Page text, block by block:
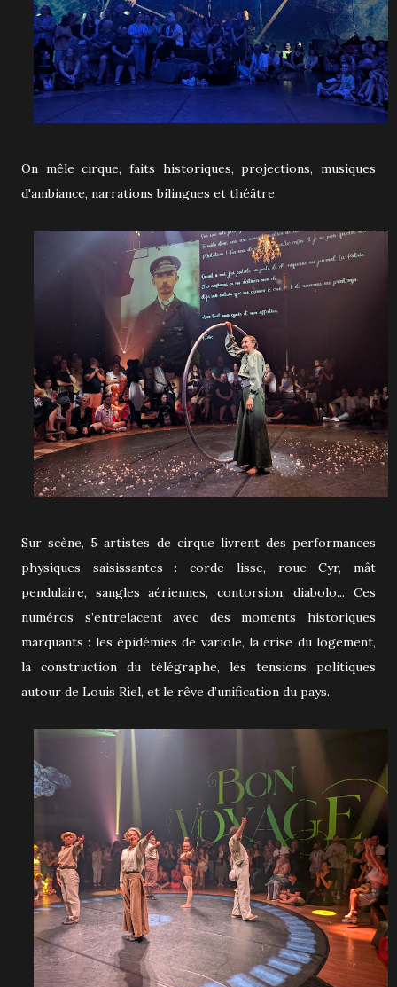
On mêle cirque, faits historiques, projections, musiques
d'ambiance, narrations bilingues et théâtre.
Sur scène, 5 artistes de cirque livrent des performances
physiques saisissantes : corde lisse, roue Cyr, mât
pendulaire, sangles aériennes, contorsion, diabolo... Ces
numéros s’entrelacent avec des moments historiques
marquants : les épidémies de variole, la crise du logement,
la construction du télégraphe, les tensions politiques
autour de Louis Riel, et le rêve d’unification du pays.